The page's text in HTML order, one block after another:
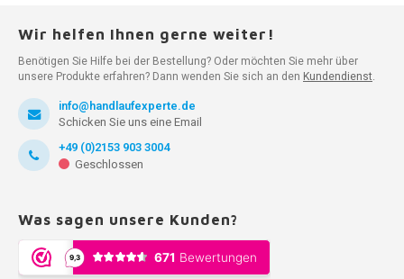
Wir helfen Ihnen gerne weiter!
Benötigen Sie Hilfe bei der Bestellung? Oder möchten Sie mehr über
unsere Produkte erfahren? Dann wenden Sie sich an den Kundendienst.
info@handlaufexperte.de
Schicken Sie uns eine Email
+49 (0)2153 903 3004
Geschlossen
Was sagen unsere Kunden?